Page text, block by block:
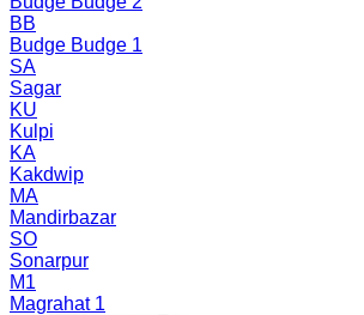
BB
Budge Budge 1
SA
Sagar
KU
Kulpi
KA
Kakdwip
MA
Mandirbazar
SO
Sonarpur
M1
Magrahat 1